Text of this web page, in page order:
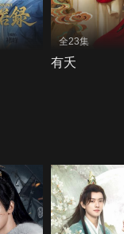
全23集
有夭